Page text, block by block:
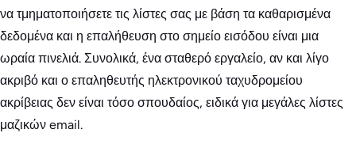
να τμηματοποιήσετε τις λίστες σας με βάση τα καθαρισμένα
δεδομένα και η επαλήθευση στο σημείο εισόδου είναι μια
ωραία πινελιά. Συνολικά, ένα σταθερό εργαλείο, αν και λίγο
ακριβό και ο επαληθευτής ηλεκτρονικού ταχυδρομείου
ακρίβειας δεν είναι τόσο σπουδαίος, ειδικά για μεγάλες λίστες
μαζικών email.